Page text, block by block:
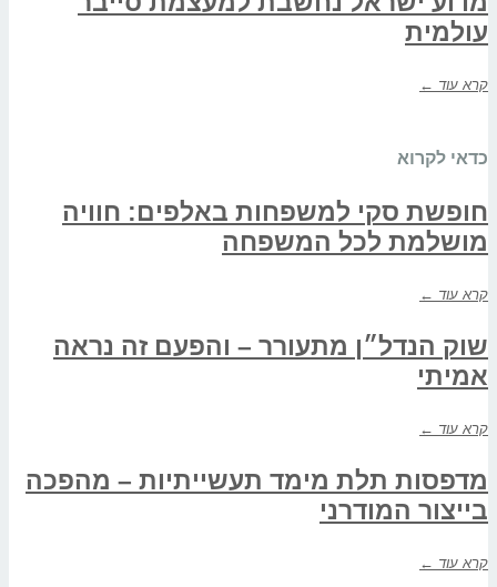
עולמית
קרא עוד ←
כדאי לקרוא
חופשת סקי למשפחות באלפים: חוויה
מושלמת לכל המשפחה
קרא עוד ←
שוק הנדל״ן מתעורר – והפעם זה נראה
אמיתי
קרא עוד ←
מדפסות תלת מימד תעשייתיות – מהפכה
בייצור המודרני
קרא עוד ←